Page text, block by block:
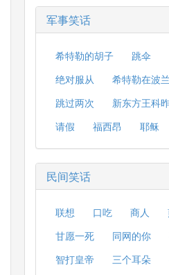
军事笑话
希特勒的胡子 跳伞
绝对服从
希特勒在波兰
跳过两次
新东方王科
请假
福西昂 耶稣
民间笑话
联想 口吃 商人
甘愿一死
同网的你
智打皇帝
三个耳朵